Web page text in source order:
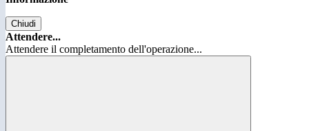
Chiudi
Attendere...
Attendere il completamento dell'operazione...